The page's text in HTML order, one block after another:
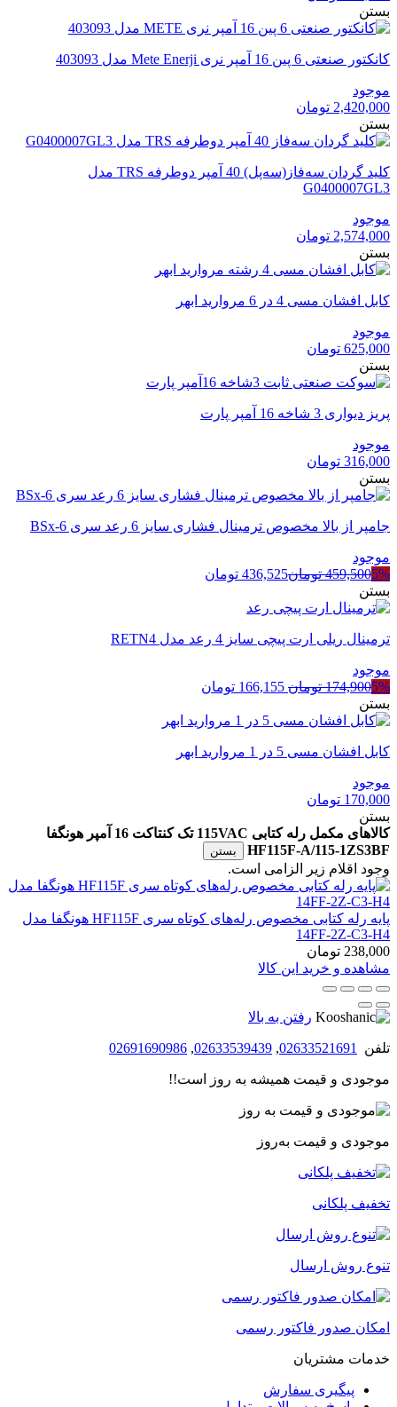
بستن
کانکتور صنعتی 6 پین 16 آمپر نری Mete Enerji مدل 403093
موجود
2,420,000 تومان
بستن
کلید گردان سه‌فاز(سه‌پل) 40 آمپر دوطرفه TRS مدل
G0400007GL3
موجود
2,574,000 تومان
بستن
کابل افشان مسی 4 در 6 مروارید ابهر
موجود
625,000 تومان
بستن
پریز دیواری 3 شاخه 16 آمپر پارت
موجود
316,000 تومان
بستن
جامپر از بالا مخصوص ترمینال فشاری سایز 6 رعد سری BSx-6
موجود
5%
459,500 تومان436,525 تومان
بستن
ترمینال ریلی ارت پیچی سایز 4 رعد مدل RETN4
موجود
5%
174,900 تومان قیمت
174,900 تومان
166,155 تومان
بستن
کابل افشان مسی 5 در 1 مروارید ابهر
موجود
170,000 تومان
بستن
کالاهای مکمل رله کتابی 115VAC تک کنتاکت 16 آمپر هونگفا
HF115F-A/115-1ZS3BF
بستن
وجود اقلام زیر الزامی است.
پایه رله کتابی مخصوص رله‌های کوتاه سری HF115F هونگفا مدل
14FF-2Z-C3-H4
238,000 تومان
مشاهده و خرید این کالا
رفتن به بالا
تلفن 02633521691
,
02633539439
,
02691690986
موجودی و قیمت همیشه به روز است!!
موجودی و قیمت به‌روز
تخفیف پلکانی
تنوع روش ارسال
امکان صدور فاکتور رسمی
خدمات مشتریان
پیگیری سفارش